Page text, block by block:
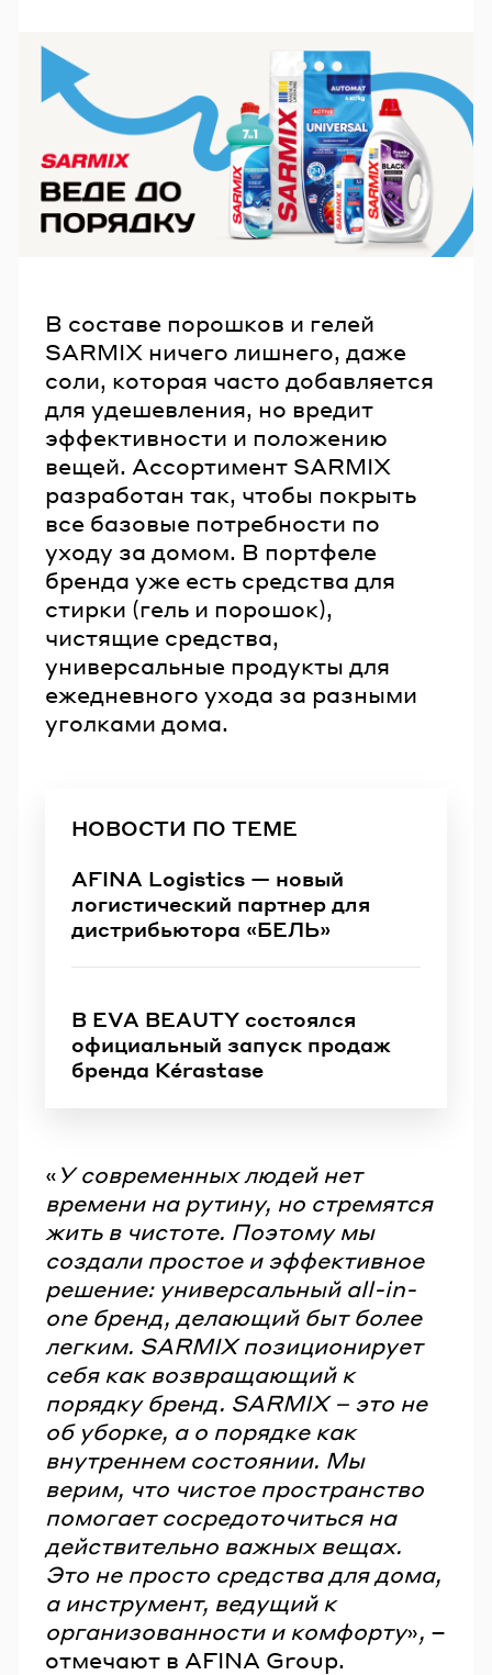
В составе порошков и гелей
SARMIX ничего лишнего, даже
соли, которая часто добавляется
для удешевления, но вредит
эффективности и положению
вещей. Ассортимент SARMIX
разработан так, чтобы покрыть
все базовые потребности по
уходу за домом. В портфеле
бренда уже есть средства для
стирки (гель и порошок),
чистящие средства,
универсальные продукты для
ежедневного ухода за разными
уголками дома.
НОВОСТИ ПО ТЕМЕ
AFINA Logistics — новый
логистический партнер для
дистрибьютора «БЕЛЬ»
В EVA BEAUTY состоялся
официальный запуск продаж
бренда Kérastase
«У современных людей нет
времени на рутину, но стремятся
жить в чистоте. Поэтому мы
создали простое и эффективное
решение: универсальный all-in-
one бренд, делающий быт более
легким. SARMIX позиционирует
себя как возвращающий к
порядку бренд. SARMIX – это не
об уборке, а о порядке как
внутреннем состоянии. Мы
верим, что чистое пространство
помогает сосредоточиться на
действительно важных вещах.
Это не просто средства для дома,
а инструмент, ведущий к
организованности и комфорту», –
отмечают в AFINA Group.